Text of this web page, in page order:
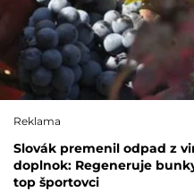
Reklama
Slovák premenil odpad z
doplnok: Regeneruje
top športovci